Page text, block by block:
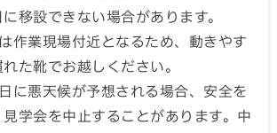
移設できない場合があります。
作業現場付近となるため、動きやす
た靴でお越しください。
に悪天候が予想される場合、安全を
学会を中止することがあります。中